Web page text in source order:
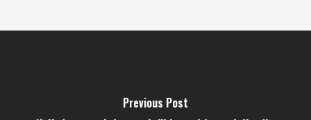
Previous Post